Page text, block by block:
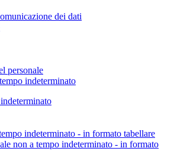
dei dati
personale
indeterminato
indeterminato - in formato tabellare
non a tempo indeterminato - in formato